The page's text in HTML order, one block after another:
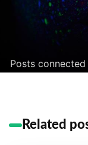
Posts
Related